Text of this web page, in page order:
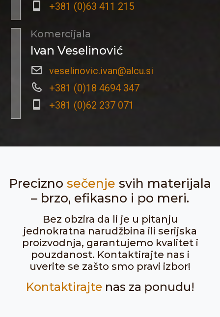
+381 (0)63 411 215
Komercijala
Ivan Veselinović
veselinovic.ivan@alcu.si
+381 (0)18 4694 347
+381 (0)62 237 071
Precizno sečenje svih materijala
– brzo, efikasno i po meri.
Bez obzira da li je u pitanju
jednokratna narudžbina ili serijska
proizvodnja, garantujemo kvalitet i
pouzdanost. Kontaktirajte nas i
uverite se zašto smo pravi izbor!
Kontaktirajtenas za ponudu!